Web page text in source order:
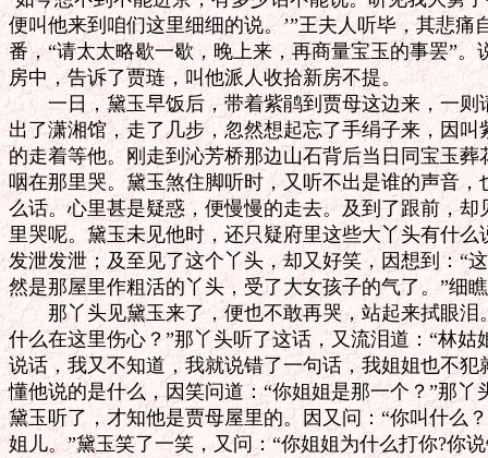
便叫他来到咱们这里细细的说。’”王夫人听毕，其悲痛
番，“请太太略歇一歇，晚上来，再商量宝玉的事罢”。
房中，告诉了贾琏，叫他派人收拾新房不提。
一日，黛玉早饭后，带着紫鹃到贾母这边来，一则
出了潇湘馆，走了几步，忽然想起忘了手绢子来，因
的走着等他。刚走到沁芳桥那边山石背后当日同宝玉
咽在那里哭。黛玉煞住脚听时，又听不出是谁的声音
么话。心里甚是疑惑，便慢慢的走去。及到了跟前，
里哭呢。黛玉未见他时，还只疑府里这些大丫头有什
发泄发泄；及至见了这个丫头，却又好笑，因想到：“
然是那屋里作粗活的丫头，受了大女孩子的气了。”细
那丫头见黛玉来了，便也不敢再哭，站起来拭眼泪
什么在这里伤心？”那丫头听了这话，又流泪道：“林姑
说话，我又不知道，我就说错了一句话，我姐姐也不犯
懂他说的是什么，因笑问道：“你姐姐是那一个？”那丫
黛玉听了，才知他是贾母屋里的。因又问：“你叫什么
姐儿。”黛玉笑了一笑，又问：“你姐姐为什么打你?你